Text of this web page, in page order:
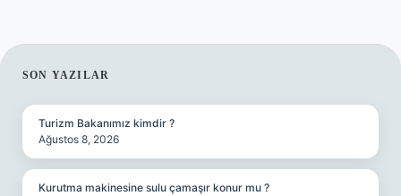
SIDEBAR
SON YAZILAR
Turizm Bakanımız kimdir ?
Ağustos 8, 2026
Kurutma makinesine sulu çamaşır konur mu ?